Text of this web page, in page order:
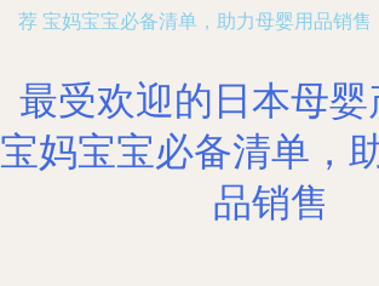
荐 宝妈宝宝必备清单，助力母婴用品销售
最受欢迎的日本母婴
宝妈宝宝必备清单，
品销售